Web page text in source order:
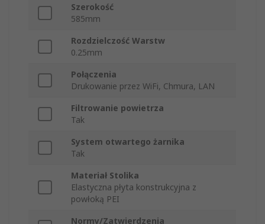
Szerokość
585mm
Rozdzielczość Warstw
0.25mm
Połączenia
Drukowanie przez WiFi, Chmura, LAN
Filtrowanie powietrza
Tak
System otwartego żarnika
Tak
Materiał Stolika
Elastyczna płyta konstrukcyjna z
powłoką PEI
Normy/Zatwierdzenia